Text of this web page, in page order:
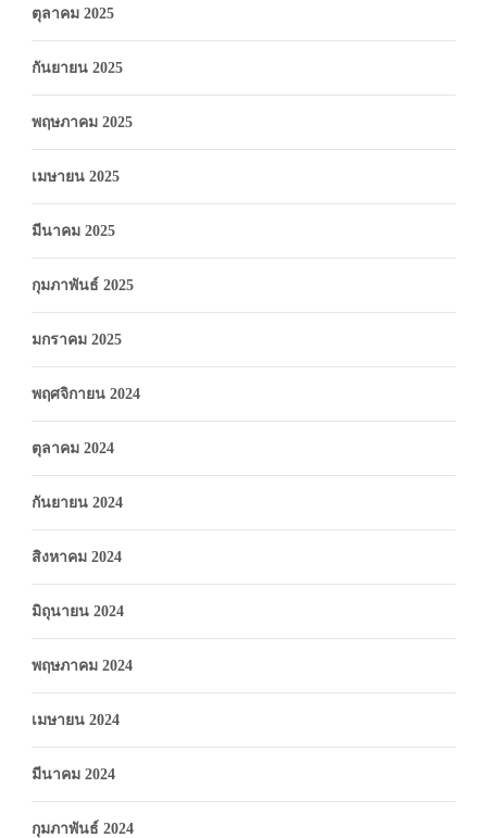
ตุลาคม 2025
กันยายน 2025
พฤษภาคม 2025
เมษายน 2025
มีนาคม 2025
กุมภาพันธ์ 2025
มกราคม 2025
พฤศจิกายน 2024
ตุลาคม 2024
กันยายน 2024
สิงหาคม 2024
มิถุนายน 2024
พฤษภาคม 2024
เมษายน 2024
มีนาคม 2024
กุมภาพันธ์ 2024